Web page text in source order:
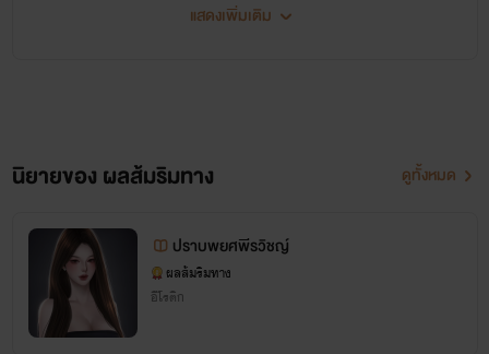
แสดงเพิ่มเติม
นิยายของ ผลส้มริมทาง ดูทั้งหมด
ปราบพยศพีรวิชญ์
ผลส้มริมทาง
อีโรติก